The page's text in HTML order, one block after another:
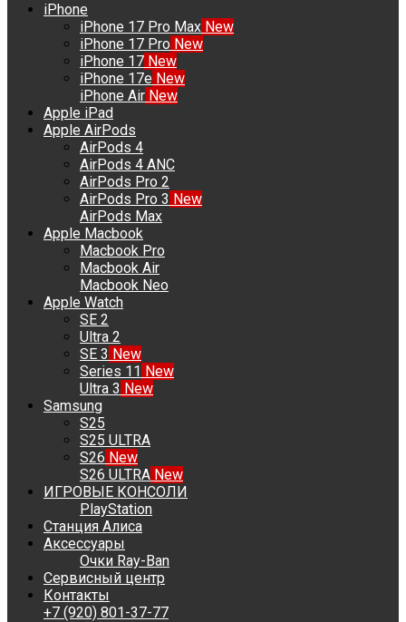
iPhone
iPhone 17 Pro Max New
iPhone 17 Pro New
iPhone 17 New
iPhone 17e New
iPhone Air New
Apple iPad
Apple AirPods
AirPods 4
AirPods 4 ANC
AirPods Pro 2
AirPods Pro 3 New
AirPods Max
Apple Macbook
Macbook Pro
Macbook Air
Macbook Neo
Apple Watch
SE 2
Ultra 2
SE 3 New
Series 11 New
Ultra 3 New
Samsung
S25
S25 ULTRA
S26 New
S26 ULTRA New
ИГРОВЫЕ КОНСОЛИ
PlayStation
Станция Алиса
Аксессуары
Очки Ray-Ban
Сервисный центр
Контакты
+7 (920) 801-37-77